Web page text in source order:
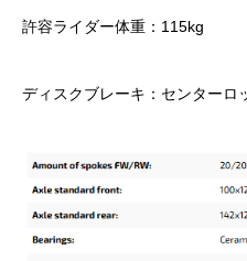
許容ライダー体重：115kg
ディスクブレーキ：センターロ